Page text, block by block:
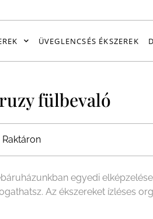
ÜVEGLENCSÉS ÉKSZEREK
fülbevaló
Raktáron
egyedi
Az ékszereket ízléses